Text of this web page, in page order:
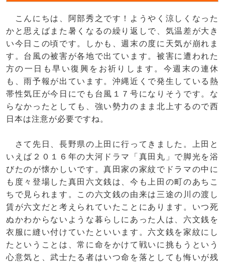
こんにちは、阿部秀之です！ようやく涼しくなった
かと思えばまた暑くなるの繰り返しで、気温差が大き
い今日この頃です。しかも、週末の度に天気が崩れま
す。台風の被害が各地で出ています。被害に遭われた
方の一日も早い復興をお祈りします。今週末の連休
も、雨予報が出ています。沖縄近くで発生している熱
帯性気圧が今日にでも台風１７号になりそうです。な
らなかったとしても、強い勢力のまま北上するので西
日本は注意が必要ですね。
さて先日、長野県の上田に行ってきました。上田と
いえば２０１６年の大河ドラマ「真田丸」で脚光を浴
びたのが懐かしいです。真田家の家紋でドラマの中に
も度々登場した真田六文銭は、今も上田の町のあちこ
ちで見られます。この六文銭の由来は三途の川の渡し
賃が六文だと考えられていたことにあります。いつ死
ぬかわからないような暮らしにあった人は、六文銭を
衣服に縫い付けていたといいます。六文銭を家紋にし
たということは、常に命をかけて戦いに挑もうという
心意気と、武士たる者はいつ命を落としても悔いが残